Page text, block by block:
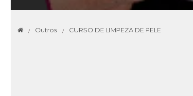
Outros CURSO DE LIMPEZA DE PELE